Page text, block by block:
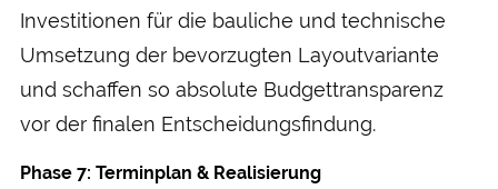
Investitionen für die bauliche und technische
Umsetzung der bevorzugten Layout­variante
und schaffen so absolute Budget­transparenz
vor der finalen Entscheidungs­findung.
Phase 7: Termin­plan & Realisierung